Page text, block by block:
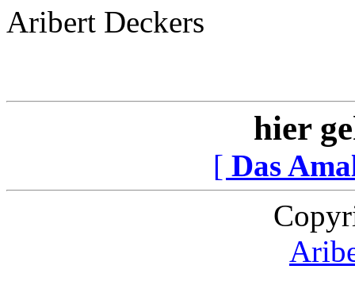
Aribert Deckers
hier
[ Das